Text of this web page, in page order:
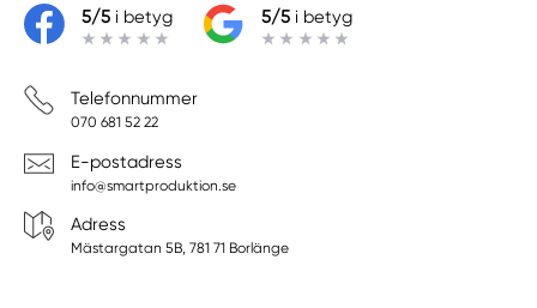
5/5i betyg 5/5i betyg
Telefonnummer
070 681 52 22
E-postadress
info@smartproduktion.se
Adress
Mästargatan 5B, 781 71 Borlänge